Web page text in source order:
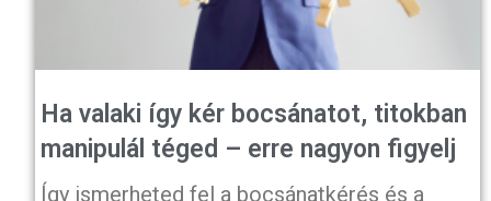
Ha valaki így kér bocsánatot, titokban
manipulál téged – erre nagyon figyelj
Így ismerheted fel a bocsánatkérés és a